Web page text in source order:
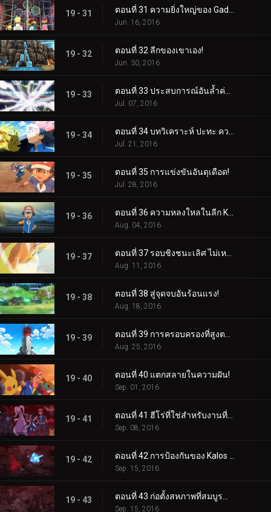
19 - 31
Jun. 16, 2016
19 - 32 ตอนที่ 32 ลีกของเขาเอง!
Jun. 30, 2016
19 - 33
Jul. 07, 2016
19 - 34
Jul. 21, 2016
19 - 35 ตอนที่ 35 การแข่งขันอันดุเดือด!
Jul. 28, 2016
19 - 36
Aug. 04, 2016
19 - 37
Aug. 11, 2016
19 - 38 ตอนที่ 38 สู่จุดจบอันร้อนแรง!
Aug. 18, 2016
19 - 39
Aug. 25, 2016
19 - 40 ตอนที่ 40 แตกสลายในความฝัน!
Sep. 01, 2016
19 - 41
Sep. 08, 2016
19 - 42
Sep. 15, 2016
19 - 43
Sep. 15, 2016